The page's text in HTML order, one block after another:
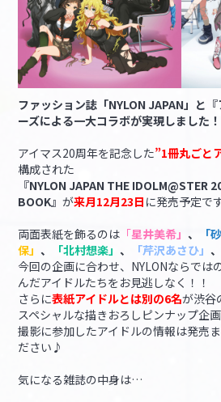
ファッション誌「NYLON JAPAN」と
ーズによる一大コラボが実現しました！
アイマス20周年を記念した”1冊丸ごと
構成された
『NYLON JAPAN THE IDOLM@STER
BOOK』が来月12月23日 に発売予定で
両面表紙を飾るのは 「星井美希」、 「
保」、 「北村想楽」、 「芹沢あさひ」、
今回の企画に合わせ、NYLONならでは
んだアイドルたちをお見逃しなく！！
さらに表紙アイドルとは別の6名が渋谷
スペシャルな描きおろしピンナップ企画
撮影に参加したアイドルの情報は発売
ださい♪
気になる雑誌の中身は…